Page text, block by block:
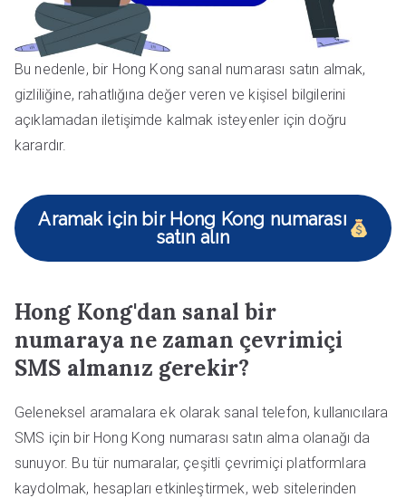
Bu nedenle, bir Hong Kong sanal numarası satın almak,
gizliliğine, rahatlığına değer veren ve kişisel bilgilerini
açıklamadan iletişimde kalmak isteyenler için doğru
karardır.
Aramak için bir Hong Kong numarası
satın alın
Hong Kong'dan sanal bir
numaraya ne zaman çevrimiçi
SMS almanız gerekir?
Geleneksel aramalara ek olarak sanal telefon, kullanıcılara
SMS için bir Hong Kong numarası satın alma olanağı da
sunuyor. Bu tür numaralar, çeşitli çevrimiçi platformlara
kaydolmak, hesapları etkinleştirmek, web sitelerinden